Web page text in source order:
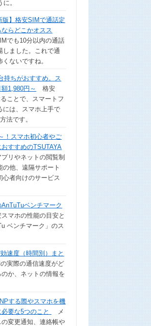
。
版】格安SIMで通話定
らどこかオスス
でも10分以内の通話
しました。これで通
ないですね。
持ちがおすすめ。ス
1,980円～
格安
ことで、スマートフ
には、スマホ上手で
法です。
！スマホ初心者やご
すすめのTSUTAYA
リやネットの閲覧制
他、遠隔サポート
心者向けのサービス
ベンチマーク
マホの性能の目安と
ベンチマーク」のス
速度（時間別）まと
実際の通信速度がど
か、ネットの情報を
する際やスマホを機
要な5つのこと
メ
変更通知、連絡帳や